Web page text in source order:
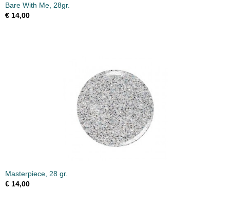
Bare With Me, 28gr.
€ 14,00
Masterpiece, 28 gr.
€ 14,00